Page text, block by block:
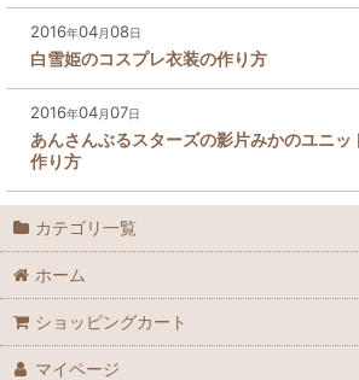
2016年04月08日
白雪姫のコスプレ衣装の作り方
2016年04月07日
あんさんぶるスターズの影片みかのユニッ
作り方
カテゴリ一覧
ホーム
ショッピングカート
マイページ